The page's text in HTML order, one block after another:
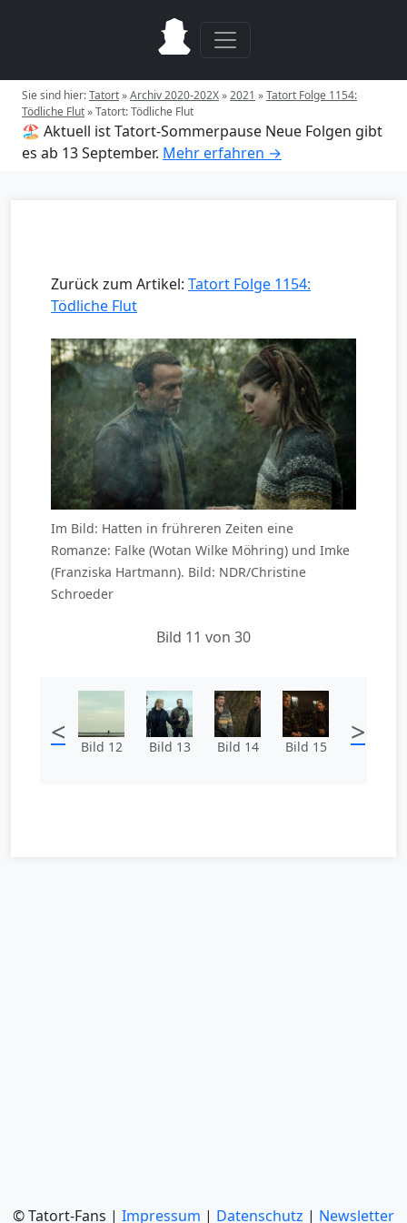
Sie sind hier:Tatort»Archiv 2020-202X»2021 »Tatort Folge 1154:
Tödliche Flut»Tatort: Tödliche Flut
🏖️ Aktuell ist Tatort-Sommerpause Neue Folgen gibt
es ab 13 September. Mehr erfahren →
Zurück zum Artikel: Tatort Folge 1154:
Tödliche Flut
Im Bild: Hatten in frühreren Zeiten eine
Romanze: Falke (Wotan Wilke Möhring) und Imke
(Franziska Hartmann). Bild: NDR/Christine
Schroeder
Bild 11 von 30
< Bild 12 Bild 13 Bild 14 Bild 15 >
© Tatort-Fans | Impressum | Datenschutz | Newsletter